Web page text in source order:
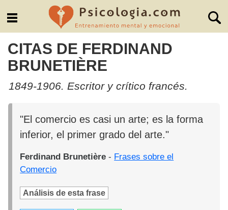
CITAS DE FERDINAND
BRUNETIÈRE
1849-1906. Escritor y crítico francés.
"El comercio es casi un arte; es la forma
inferior, el primer grado del arte."
Ferdinand Brunetière - Frases sobre el
Comercio
Análisis de esta frase